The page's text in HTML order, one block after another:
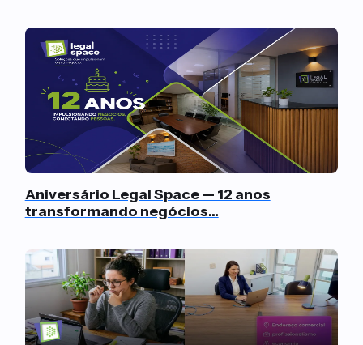
Aniversário Legal Space — 12 anos
transformando negócios...